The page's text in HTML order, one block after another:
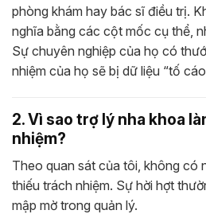
phòng khám hay bác sĩ điều trị.
nghĩa bằng các cột mốc cụ thể,
Sự chuyên nghiệp của họ có
nhiệm của họ sẽ bị dữ liệu “tố
2. Vì sao trợ lý nha khoa
nhiệm?
Theo quan sát của tôi, không có
thiếu trách nhiệm. Sự hời hợt
mập mờ trong quản lý.